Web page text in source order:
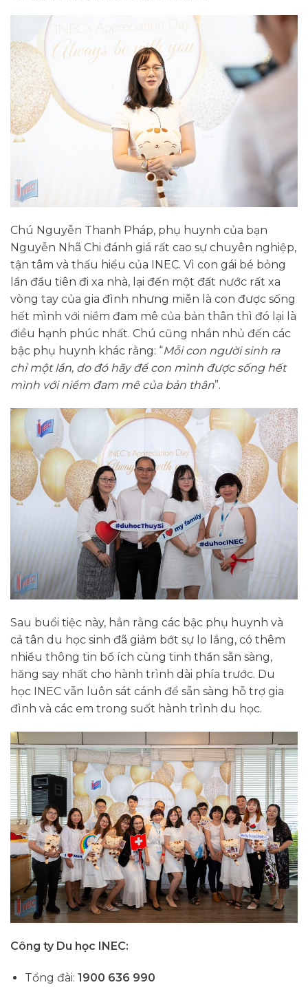
Chú Nguyễn Thanh Pháp, phụ huynh của bạn
Nguyễn Nhã Chi đánh giá rất cao sự chuyên nghiệp,
tận tâm và thấu hiểu của INEC. Vì con gái bé bỏng
lần đầu tiên đi xa nhà, lại đến một đất nước rất xa
vòng tay của gia đình nhưng miễn là con được sống
hết mình với niềm đam mê của bản thân thì đó lại là
điều hạnh phúc nhất. Chú cũng nhắn nhủ đến các
bậc phụ huynh khác rằng: “Mỗi con người sinh ra
chỉ một lần, do đó hãy để con mình được sống hết
mình với niềm đam mê của bản thân”.
Sau buổi tiệc này, hẳn rằng các bậc phụ huynh và
cả tân du học sinh đã giảm bớt sự lo lắng, có thêm
nhiều thông tin bổ ích cùng tinh thần sẵn sàng,
hăng say nhất cho hành trình dài phía trước. Du
học INEC vẫn luôn sát cánh để sẵn sàng hỗ trợ gia
đình và các em trong suốt hành trình du học.
Công ty Du học INEC:
Tổng đài: 1900 636 990